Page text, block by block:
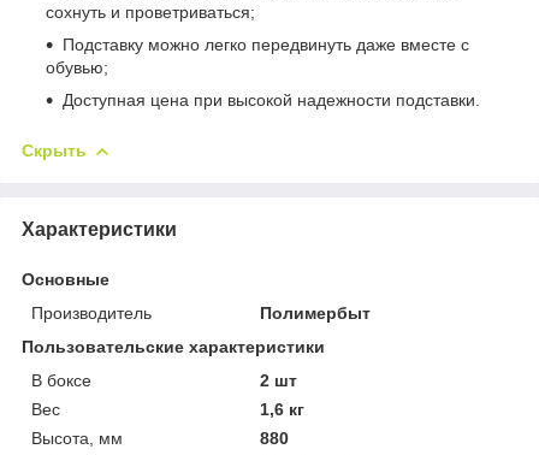
сохнуть и проветриваться;
Подставку можно легко передвинуть даже вместе с
обувью;
Доступная цена при высокой надежности подставки.
Скрыть
Характеристики
Основные
Производитель
Полимербыт
Пользовательские характеристики
В боксе
2 шт
Вес
1,6 кг
Высота, мм
880